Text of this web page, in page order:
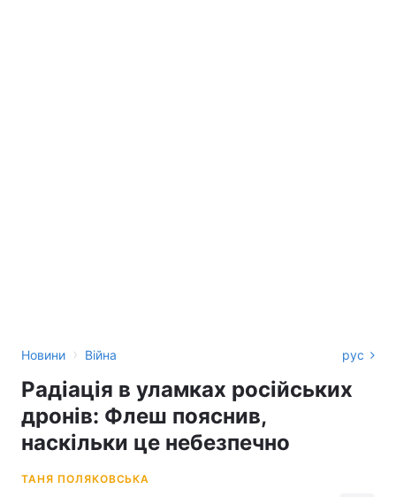
Новини › Війна рус
Радіація в уламках російських
дронів: Флеш пояснив,
наскільки це небезпечно
ТАНЯ ПОЛЯКОВСЬКА